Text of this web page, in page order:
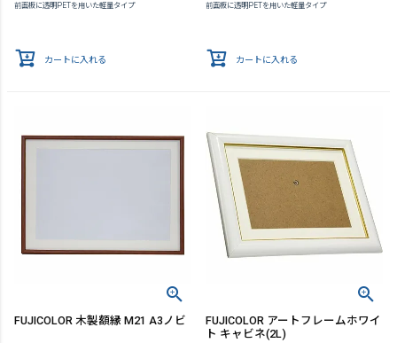
前面板に透明PETを用いた軽量タイプ
カートに入れる
前面板に透明PETを用いた軽量タイプ
カートに入れる
FUJICOLOR 木製額縁 M21 A3ノビ
FUJICOLOR アートフレームホワイ
ト キャビネ(2L)